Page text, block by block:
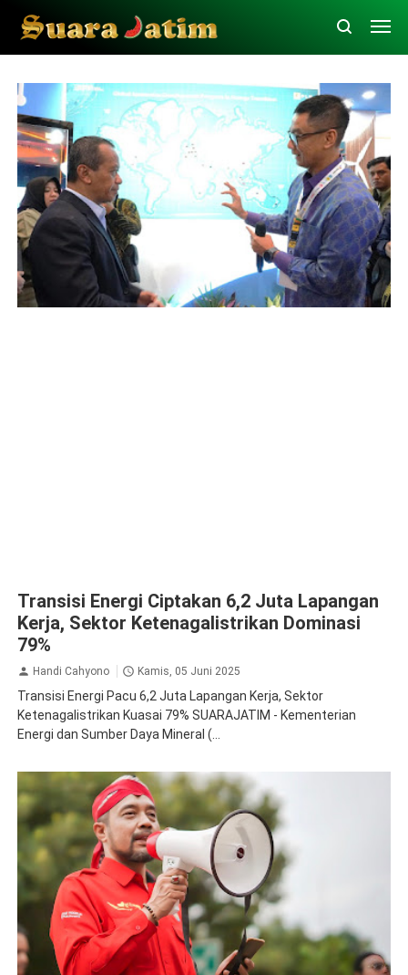
Transisi Energi Ciptakan 6,2 Juta Lapangan
Kerja, Sektor Ketenagalistrikan Dominasi
79%
Handi Cahyono Kamis, 05 Juni 2025
Transisi Energi Pacu 6,2 Juta Lapangan Kerja, Sektor
Ketenagalistrikan Kuasai 79% SUARAJATIM - Kementerian
Energi dan Sumber Daya Mineral (...